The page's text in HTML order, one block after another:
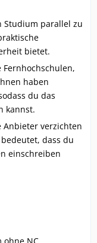
Studium parallel zu
bietet.
Fernhochschulen,
haben
du das
kannst.
Anbieter verzichten
dass du
einschreiben